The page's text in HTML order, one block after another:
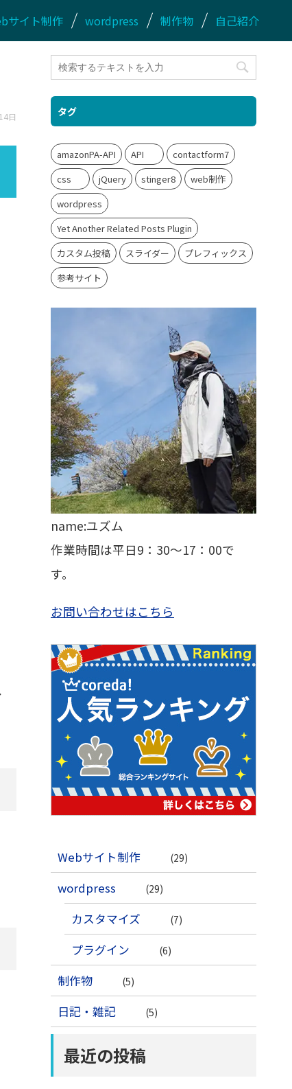
サイト制作 wordpress 制作物 自己紹介
日 タグ
amazonPA-API API
contactform7
css
jQuery stinger8
web制作
wordpress
Yet Another Related Posts Plugin
カスタム投稿
スライダー
プレフィックス
参考サイト
name:ユズム
作業時間は平日9：30～17：00で
す。
お問い合わせはこちら
Webサイト制作 (29)
wordpress (29)
カスタマイズ (7)
プラグイン (6)
制作物 (5)
日記・雑記 (5)
最近の投稿